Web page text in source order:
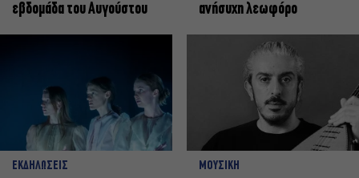
εβδομάδα του Αυγούστου
ανήσυχη λεωφόρο
ΕΚΔΗΛΩΣΕΙΣ ΜΟΥΣΙΚΗ